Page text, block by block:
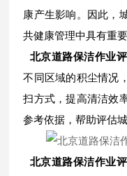
康产生影响。因此，
共健康管理中具有重要
北京道路保洁作业
不同区域的积尘情况
扫方式，提高清洁效
参考依据，帮助评估
北京道路保洁作业